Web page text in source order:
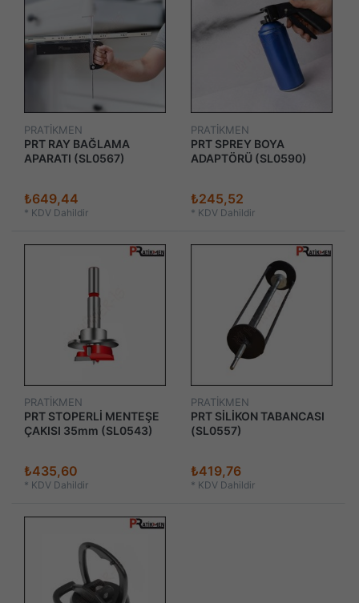
PRATİKMEN
PRT RAY BAĞLAMA
APARATI (SL0567)
₺649,44
* KDV Dahildir
PRATİKMEN
PRT SPREY BOYA
ADAPTÖRÜ (SL0590)
₺245,52
* KDV Dahildir
PRATİKMEN
PRT STOPERLİ MENTEŞE
ÇAKISI 35mm (SL0543)
₺435,60
* KDV Dahildir
PRATİKMEN
PRT SİLİKON TABANCASI
(SL0557)
₺419,76
* KDV Dahildir